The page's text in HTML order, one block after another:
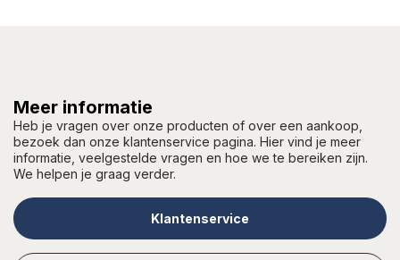
Meer informatie
Heb je vragen over onze producten of over een aankoop,
bezoek dan onze klantenservice pagina. Hier vind je meer
informatie, veelgestelde vragen en hoe we te bereiken zijn.
We helpen je graag verder.
Klantenservice